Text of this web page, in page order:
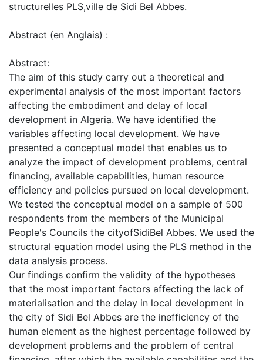
structurelles PLS,ville de Sidi Bel Abbes.
Abstract (en Anglais) :
Abstract:
The aim of this study carry out a theoretical and
experimental analysis of the most important factors
affecting the embodiment and delay of local
development in Algeria. We have identified the
variables affecting local development. We have
presented a conceptual model that enables us to
analyze the impact of development problems, central
financing, available capabilities, human resource
efficiency and policies pursued on local development.
We tested the conceptual model on a sample of 500
respondents from the members of the Municipal
People's Councils the cityofSidiBel Abbes. We used the
structural equation model using the PLS method in the
data analysis process.
Our findings confirm the validity of the hypotheses
that the most important factors affecting the lack of
materialisation and the delay in local development in
the city of Sidi Bel Abbes are the inefficiency of the
human element as the highest percentage followed by
development problems and the problem of central